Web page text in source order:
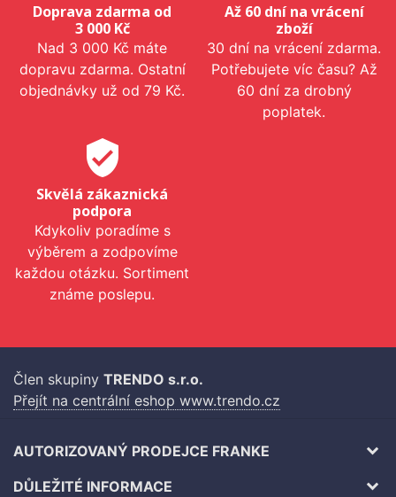
Doprava zdarma od
3 000 Kč
Nad 3 000 Kč máte
dopravu zdarma. Ostatní
objednávky už od 79 Kč.
Až 60 dní na vrácení
zboží
30 dní na vrácení zdarma.
Potřebujete víc času? Až
60 dní za drobný
poplatek.
verified_user
Skvělá zákaznická
podpora
Kdykoliv poradíme s
výběrem a zodpovíme
každou otázku. Sortiment
známe poslepu.
Člen skupiny TRENDO s.r.o.
Přejít na centrální eshop www.trendo.cz
AUTORIZOVANÝ PRODEJCE FRANKE
DŮLEŽITÉ INFORMACE